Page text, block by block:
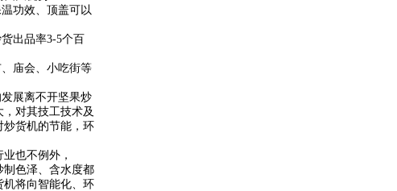
功效、顶盖可以
出品率3-5个百
庙会、小吃街等
展离不开坚果炒
对其技工技术及
炒货机的节能，环
也不例外，
制色泽、含水度都
机将向智能化、环